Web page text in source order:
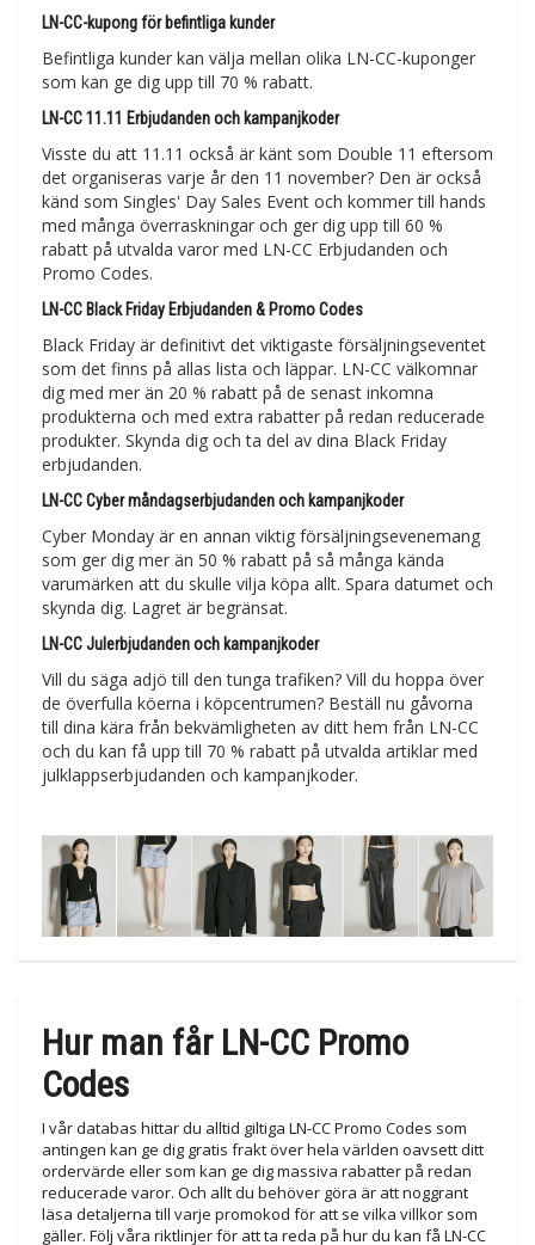
LN-CC-kupong för befintliga kunder
Befintliga kunder kan välja mellan olika LN-CC-kuponger
som kan ge dig upp till 70 % rabatt.
LN-CC 11.11 Erbjudanden och kampanjkoder
Visste du att 11.11 också är känt som Double 11 eftersom
det organiseras varje år den 11 november? Den är också
känd som Singles' Day Sales Event och kommer till hands
med många överraskningar och ger dig upp till 60 %
rabatt på utvalda varor med LN-CC Erbjudanden och
Promo Codes.
LN-CC Black Friday Erbjudanden & Promo Codes
Black Friday är definitivt det viktigaste försäljningseventet
som det finns på allas lista och läppar. LN-CC välkomnar
dig med mer än 20 % rabatt på de senast inkomna
produkterna och med extra rabatter på redan reducerade
produkter. Skynda dig och ta del av dina Black Friday
erbjudanden.
LN-CC Cyber måndagserbjudanden och kampanjkoder
Cyber Monday är en annan viktig försäljningsevenemang
som ger dig mer än 50 % rabatt på så många kända
varumärken att du skulle vilja köpa allt. Spara datumet och
skynda dig. Lagret är begränsat.
LN-CC Julerbjudanden och kampanjkoder
Vill du säga adjö till den tunga trafiken? Vill du hoppa över
de överfulla köerna i köpcentrumen? Beställ nu gåvorna
till dina kära från bekvämligheten av ditt hem från LN-CC
och du kan få upp till 70 % rabatt på utvalda artiklar med
julklappserbjudanden och kampanjkoder.
Hur man får LN-CC Promo
Codes
I vår databas hittar du alltid giltiga LN-CC Promo Codes som
antingen kan ge dig gratis frakt över hela världen oavsett ditt
ordervärde eller som kan ge dig massiva rabatter på redan
reducerade varor. Och allt du behöver göra är att noggrant
läsa detaljerna till varje promokod för att se vilka villkor som
gäller. Följ våra riktlinjer för att ta reda på hur du kan få LN-CC